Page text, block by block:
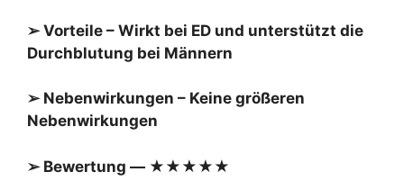
➢ Vorteile – Wirkt bei ED und unterstützt die
Durchblutung bei Männern
➢ Nebenwirkungen – Keine größeren
Nebenwirkungen
➢ Bewertung — ★★★★★